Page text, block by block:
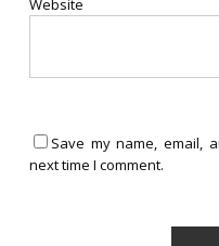
Save my name, email,
next time I comment.